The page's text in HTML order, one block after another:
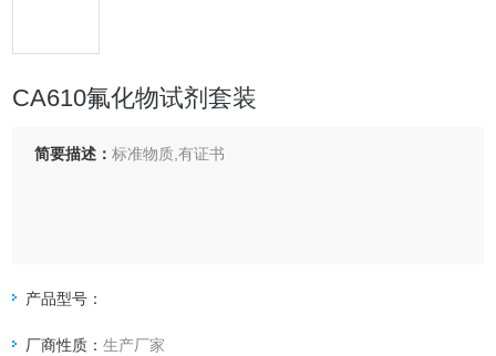
CA610氟化物试剂套装
简要描述：标准物质,有证书
产品型号：
厂商性质：生产厂家